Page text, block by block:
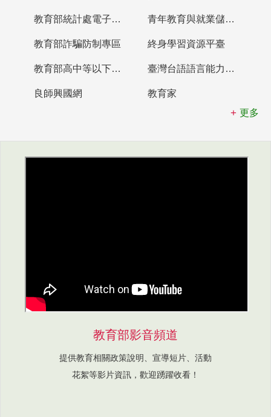
教育部統計處電子書櫃 青年教育與就業儲蓄帳戶
教育部詐騙防制專區 終身學習資源平臺
教育部高中等以下學校及幼兒園教師資格檢定考試 臺灣台語語言能力認證網站
良師興國網
教育家
更多
教育部影音頻道
提供教育相關政策說明、宣導短片、活動
花絮等影片資訊，歡迎踴躍收看！